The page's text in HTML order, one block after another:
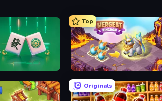
Top
Mergest Kingdom
Originals